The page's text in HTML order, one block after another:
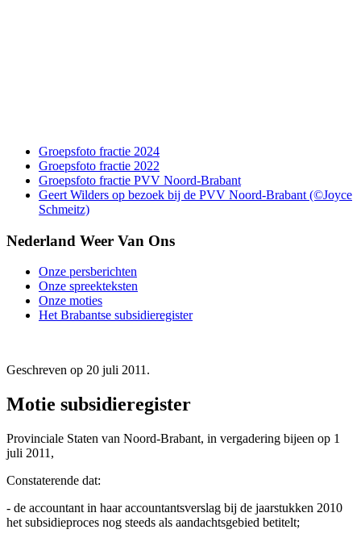
Groepsfoto fractie 2024
Groepsfoto fractie 2022
Groepsfoto fractie PVV Noord-Brabant
Geert Wilders op bezoek bij de PVV Noord-Brabant (©Joyce
Schmeitz)
Nederland Weer Van Ons
Onze persberichten
Onze spreekteksten
Onze moties
Het Brabantse subsidieregister
Geschreven op 20 juli 2011.
Motie subsidieregister
Provinciale Staten van Noord-Brabant, in vergadering bijeen op 1
juli 2011,
Constaterende dat:
- de accountant in haar accountantsverslag bij de jaarstukken 2010
het subsidieproces nog steeds als aandachtsgebied betitelt;